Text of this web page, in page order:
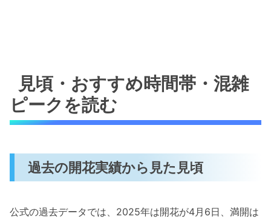
見頃・おすすめ時間帯・混雑
ピークを読む
過去の開花実績から見た見頃
公式の過去データでは、2025年は開花が4月6日、満開は